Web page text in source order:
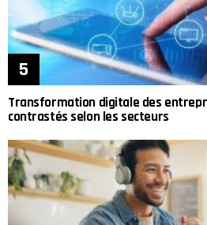
Transformation digitale des
contrastés selon les secteurs